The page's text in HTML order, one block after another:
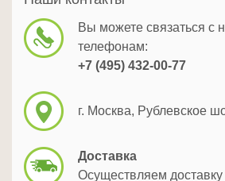
Вы можете связаться с
телефонам:
+7 (495) 432-00-77
г. Москва, Рублевское
Доставка
Осуществляем